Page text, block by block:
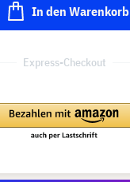
In den Warenkorb
Express-Checkout